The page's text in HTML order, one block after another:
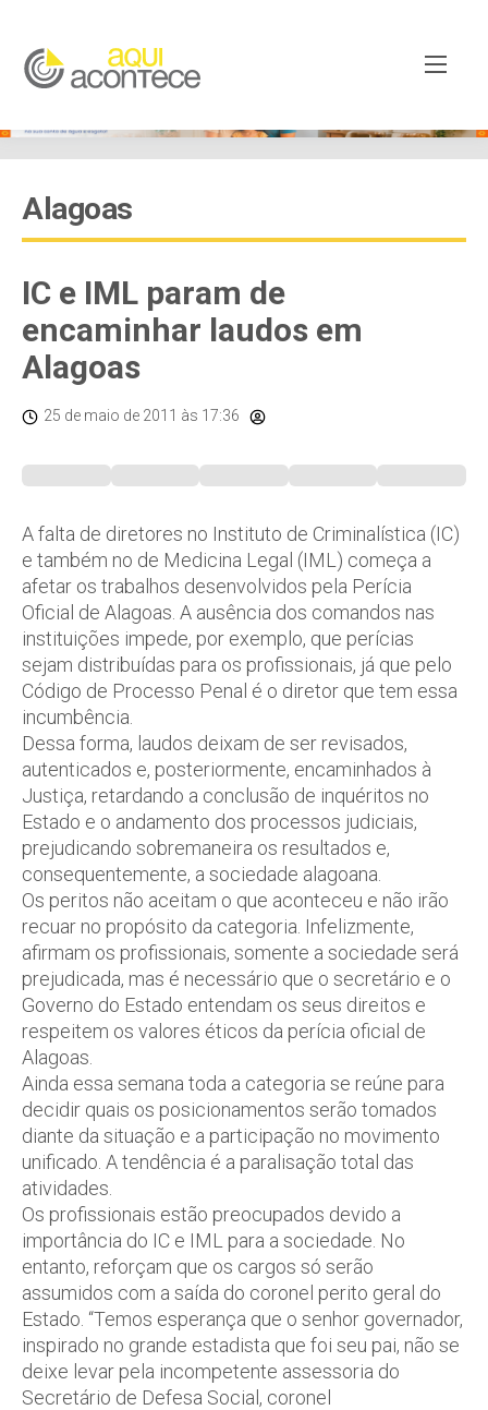
Alagoas
IC e IML param de
encaminhar laudos em
Alagoas
25 de maio de 2011 às 17:36
A falta de diretores no Instituto de Criminalística (IC)
e também no de Medicina Legal (IML) começa a
afetar os trabalhos desenvolvidos pela Perícia
Oficial de Alagoas. A ausência dos comandos nas
instituições impede, por exemplo, que perícias
sejam distribuídas para os profissionais, já que pelo
Código de Processo Penal é o diretor que tem essa
incumbência.
Dessa forma, laudos deixam de ser revisados,
autenticados e, posteriormente, encaminhados à
Justiça, retardando a conclusão de inquéritos no
Estado e o andamento dos processos judiciais,
prejudicando sobremaneira os resultados e,
consequentemente, a sociedade alagoana.
Os peritos não aceitam o que aconteceu e não irão
recuar no propósito da categoria. Infelizmente,
afirmam os profissionais, somente a sociedade será
prejudicada, mas é necessário que o secretário e o
Governo do Estado entendam os seus direitos e
respeitem os valores éticos da perícia oficial de
Alagoas.
Ainda essa semana toda a categoria se reúne para
decidir quais os posicionamentos serão tomados
diante da situação e a participação no movimento
unificado. A tendência é a paralisação total das
atividades.
Os profissionais estão preocupados devido a
importância do IC e IML para a sociedade. No
entanto, reforçam que os cargos só serão
assumidos com a saída do coronel perito geral do
Estado. “Temos esperança que o senhor governador,
inspirado no grande estadista que foi seu pai, não se
deixe levar pela incompetente assessoria do
Secretário de Defesa Social, coronel